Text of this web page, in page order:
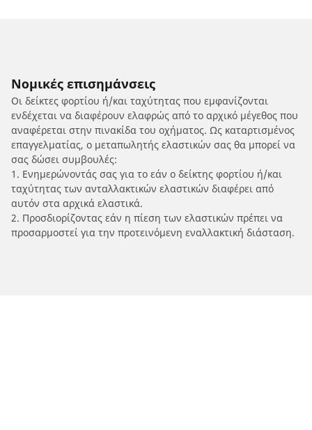
Νομικές επισημάνσεις
Οι δείκτες φορτίου ή/και ταχύτητας που εμφανίζονται
ενδέχεται να διαφέρουν ελαφρώς από το αρχικό μέγεθος που
αναφέρεται στην πινακίδα του οχήματος. Ως καταρτισμένος
επαγγελματίας, ο μεταπωλητής ελαστικών σας θα μπορεί να
σας δώσει συμβουλές:
1. Ενημερώνοντάς σας για το εάν ο δείκτης φορτίου ή/και
ταχύτητας των ανταλλακτικών ελαστικών διαφέρει από
αυτόν στα αρχικά ελαστικά.
2. Προσδιορίζοντας εάν η πίεση των ελαστικών πρέπει να
προσαρμοστεί για την προτεινόμενη εναλλακτική διάσταση.